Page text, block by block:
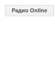
Радио Online